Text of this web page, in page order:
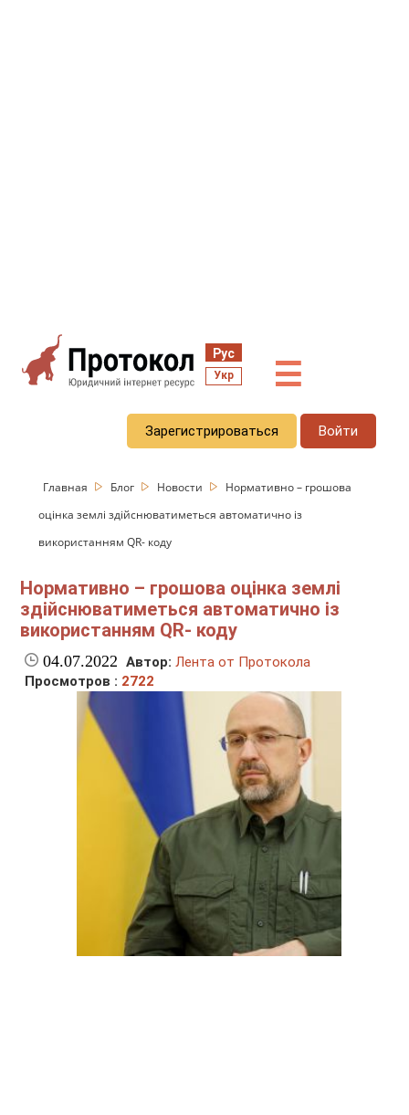
Рус
Укр ☰
Зарегистрироваться Войти
Главная Блог Новости
Нормативно – грошова
оцінка землі здійснюватиметься автоматично із
використанням QR- коду
Нормативно – грошова оцінка землі
здійснюватиметься автоматично із
використанням QR- коду
04.07.2022 Автор: Лента от Протокола
Просмотров : 2722